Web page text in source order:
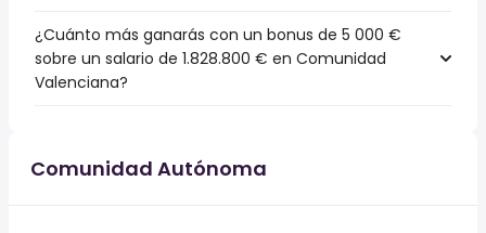
¿Cuánto más ganarás con un bonus de 5 000 €
sobre un salario de 1.828.800 € en Comunidad
Valenciana?
Comunidad Autónoma